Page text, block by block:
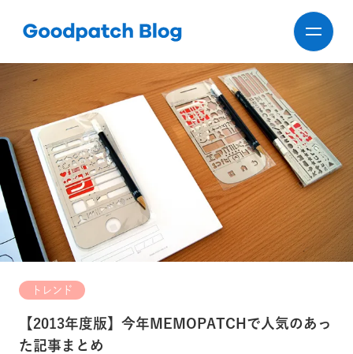
トレンド
【2013年度版】今年MEMOPATCHで人気のあっ
た記事まとめ